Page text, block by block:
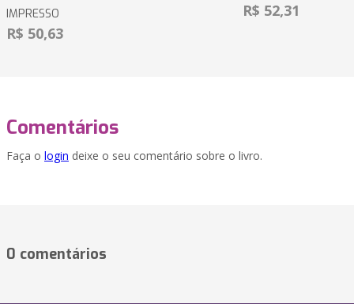
IMPRESSO
R$ 50,63
R$ 52,31
Comentários
Faça o login deixe o seu comentário sobre o livro.
0 comentários